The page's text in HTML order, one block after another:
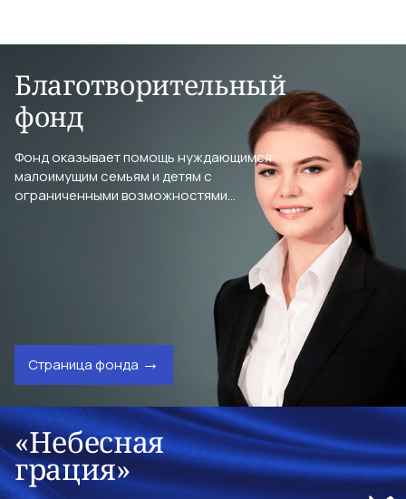
«Небесная
грация»
Благотворительный
фонд
Фонд оказывает помощь нуждающимся
малоимущим семьям и детям с
ограниченными возможностями...
Страница фонда